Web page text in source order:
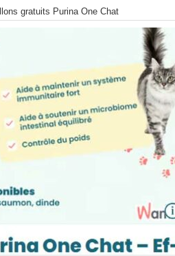
gratuits Purina One Chat